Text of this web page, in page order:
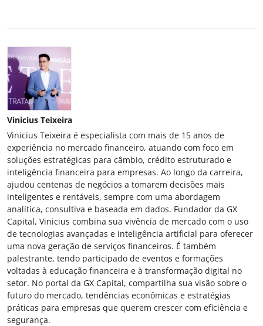
Vinicius Teixeira
Vinicius Teixeira é especialista com mais de 15 anos de
experiência no mercado financeiro, atuando com foco em
soluções estratégicas para câmbio, crédito estruturado e
inteligência financeira para empresas. Ao longo da carreira,
ajudou centenas de negócios a tomarem decisões mais
inteligentes e rentáveis, sempre com uma abordagem
analítica, consultiva e baseada em dados. Fundador da GX
Capital, Vinicius combina sua vivência de mercado com o uso
de tecnologias avançadas e inteligência artificial para oferecer
uma nova geração de serviços financeiros. É também
palestrante, tendo participado de eventos e formações
voltadas à educação financeira e à transformação digital no
setor. No portal da GX Capital, compartilha sua visão sobre o
futuro do mercado, tendências econômicas e estratégias
práticas para empresas que querem crescer com eficiência e
segurança.